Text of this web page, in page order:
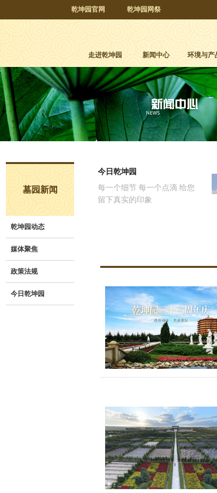
乾坤园官网 乾坤园网祭
走进乾坤园 新闻中心 环境与产
墓园新闻
乾坤园动态
媒体聚焦
政策法规
今日乾坤园
今日乾坤园
每一个细节 每一个点滴 给您
留下真实的印象